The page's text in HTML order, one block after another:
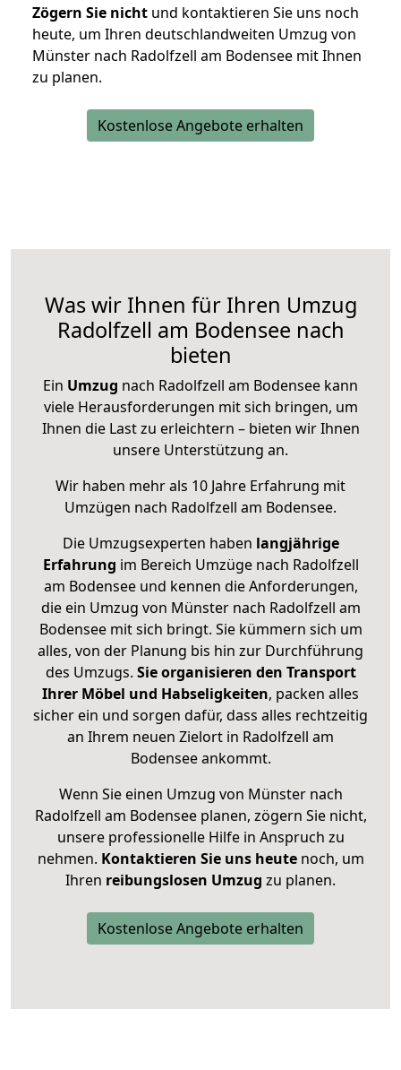
Zögern Sie nicht und kontaktieren Sie uns noch
heute, um Ihren deutschlandweiten Umzug von
Münster nach Radolfzell am Bodensee mit Ihnen
zu planen.
Kostenlose Angebote erhalten
Was wir Ihnen für Ihren Umzug
Radolfzell am Bodensee nach
bieten
Ein Umzug nach Radolfzell am Bodensee kann
viele Herausforderungen mit sich bringen, um
Ihnen die Last zu erleichtern – bieten wir Ihnen
unsere Unterstützung an.
Wir haben mehr als 10 Jahre Erfahrung mit
Umzügen nach Radolfzell am Bodensee.
Die Umzugsexperten haben langjährige
Erfahrung im Bereich Umzüge nach Radolfzell
am Bodensee und kennen die Anforderungen,
die ein Umzug von Münster nach Radolfzell am
Bodensee mit sich bringt. Sie kümmern sich um
alles, von der Planung bis hin zur Durchführung
des Umzugs. Sie organisieren den Transport
Ihrer Möbel und Habseligkeiten, packen alles
sicher ein und sorgen dafür, dass alles rechtzeitig
an Ihrem neuen Zielort in Radolfzell am
Bodensee ankommt.
Wenn Sie einen Umzug von Münster nach
Radolfzell am Bodensee planen, zögern Sie nicht,
unsere professionelle Hilfe in Anspruch zu
nehmen. Kontaktieren Sie uns heutenoch, um
Ihren reibungslosen Umzug zu planen.
Kostenlose Angebote erhalten